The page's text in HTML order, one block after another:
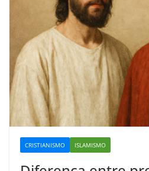
CRISTIANISMO ISLAMISMO